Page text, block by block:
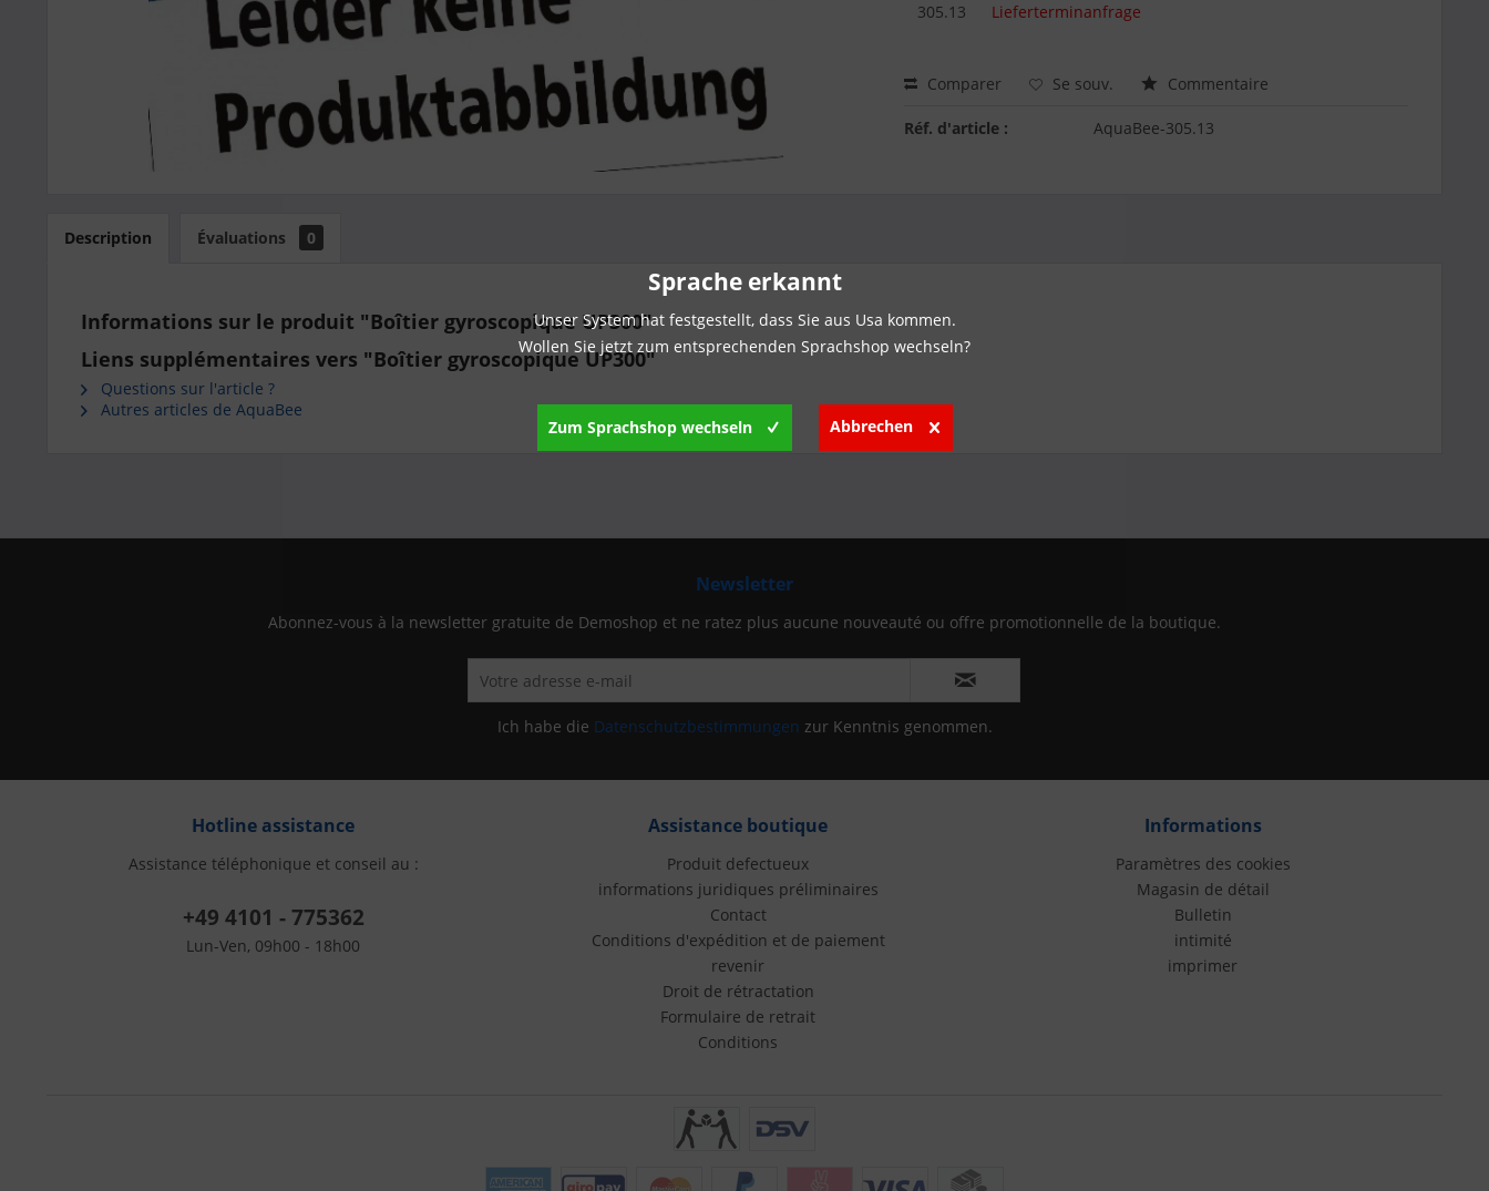
305.13
Lieferterminanfrage
Comparer Se souv. Commentaire
Réf. d'article : AquaBee-305.13
Description Évaluations 0
Informations sur le produit "Boîtier gyroscopique UP300"
Liens supplémentaires vers "Boîtier gyroscopique UP300"
Questions sur l'article ?
Autres articles de AquaBee
Hotline assistance
Assistance téléphonique et conseil au :
+49 4101 - 775362
Lun-Ven, 09h00 - 18h00
Assistance boutique
Produit defectueux
informations juridiques préliminaires
Contact
Conditions d'expédition et de paiement
revenir
Droit de rétractation
Formulaire de retrait
Conditions
Informations
Paramètres des cookies
Magasin de détail
Bulletin
intimité
imprimer
Newsletter
Abonnez-vous à la newsletter gratuite de Demoshop et ne ratez plus aucune nouveauté ou offre promotionnelle de la boutique.
Ich habe die Datenschutzbestimmungen zur Kenntnis genommen.
Sprache erkannt
Unser System hat festgestellt, dass Sie aus Usa kommen.
Wollen Sie jetzt zum entsprechenden Sprachshop wechseln?
Zum Sprachshop wechseln Abbrechen